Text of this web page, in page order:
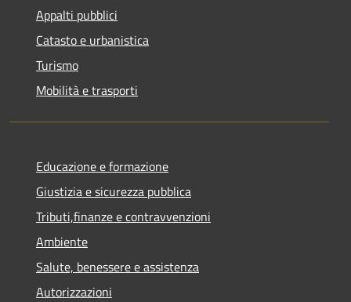
Appalti pubblici
Catasto e urbanistica
Turismo
Mobilità e trasporti
Educazione e formazione
Giustizia e sicurezza pubblica
Tributi,finanze e contravvenzioni
Ambiente
Salute, benessere e assistenza
Autorizzazioni